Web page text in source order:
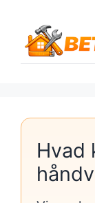
indhold
Hvad